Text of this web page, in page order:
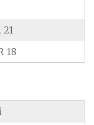
18